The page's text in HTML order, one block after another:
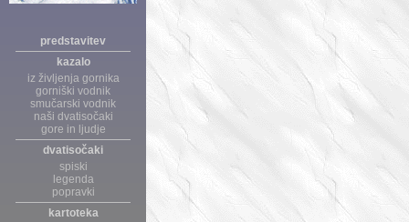
predstavitev
kazalo
iz življenja gornika
gorniški vodnik
smučarski vodnik
naši dvatisočaki
gore in ljudje
dvatisočaki
spiski
legenda
popravki
kartoteka